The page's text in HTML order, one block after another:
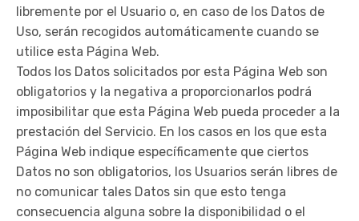
libremente por el Usuario o, en caso de los Datos de
Uso, serán recogidos automáticamente cuando se
utilice esta Página Web.
Todos los Datos solicitados por esta Página Web son
obligatorios y la negativa a proporcionarlos podrá
imposibilitar que esta Página Web pueda proceder a la
prestación del Servicio. En los casos en los que esta
Página Web indique específicamente que ciertos
Datos no son obligatorios, los Usuarios serán libres de
no comunicar tales Datos sin que esto tenga
consecuencia alguna sobre la disponibilidad o el